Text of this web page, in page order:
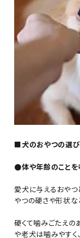
■犬のおやつの選
●体や年齢のことを
愛犬に与えるおやつ
やつの硬さや形状な
硬くて噛みごたえの
や老犬は噛みやすく